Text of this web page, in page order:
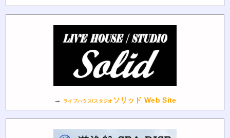
→ ライブハウス/スタジオ ソリッド Web Site